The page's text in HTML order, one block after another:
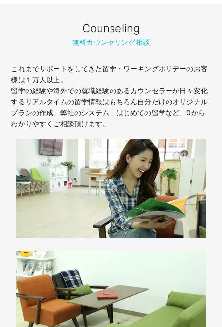
Counseling
無料カウンセリング相談
これまでサポートをしてきた留学・ワーキングホリデーのお客
様は１万人以上。
留学の経験や海外での就職経験のあるカウンセラーが日々変化
するリアルタイムの留学情報はもちろん自分だけのオリジナル
プランの作成、弊社のシステム、はじめての留学など、0から
わかりやすくご相談頂けます。